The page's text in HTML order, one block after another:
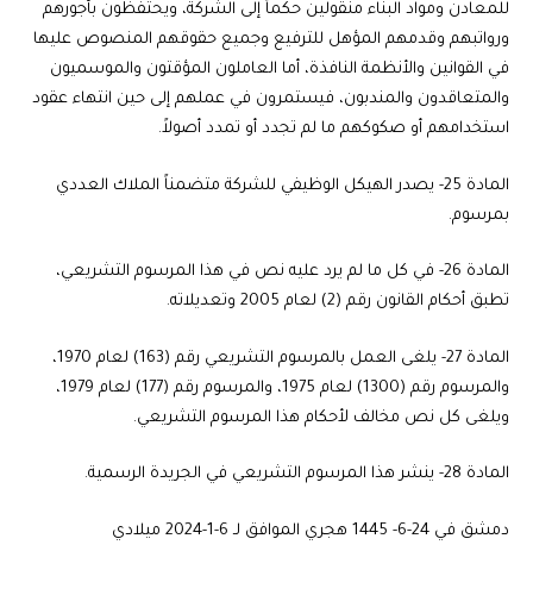
للمعادن ومواد البناء منقولين حكماً إلى الشركة، ويحتفظون بأجورهم
ورواتبهم وقدمهم المؤهل للترفيع وجميع حقوقهم المنصوص عليها
في القوانين والأنظمة النافذة، أما العاملون المؤقتون والموسميون
والمتعاقدون والمندبون، فيستمرون في عملهم إلى حين انتهاء عقود
استخدامهم أو صكوكهم ما لم تجدد أو تمدد أصولاً.
المادة 25-
يصدر الهيكل الوظيفي للشركة متضمناً الملاك العددي
بمرسوم.
المادة 26-
في كل ما لم يرد عليه نص في هذا المرسوم التشريعي،
تطبق أحكام القانون رقم (2) لعام 2005 وتعديلاته.
المادة 27-
يلغى العمل بالمرسوم التشريعي رقم (163) لعام 1970،
والمرسوم رقم (1300) لعام 1975، والمرسوم رقم (177) لعام 1979،
ويلغى كل نص مخالف لأحكام هذا المرسوم التشريعي.
المادة 28- ينشر هذا المرسوم التشريعي في الجريدة الرسمية.
دمشق في 24-6- 1445 هجري الموافق لـ 6-1-2024 ميلادي